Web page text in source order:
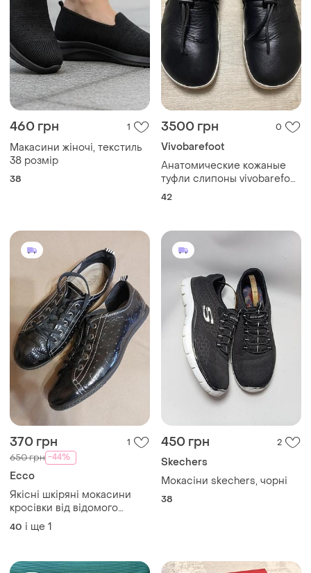
460 грн 1
Макасини жіночі, текстиль
38 розмір
38
3500 грн 0
Vivobarefoot
Анатомические кожаные
туфли слипоны vivobarefoot
ra slip on 42 размер (27 см)
42
370 грн 1
650 грн -44%
Ecco
Якісні шкіряні мокасини
кросівки від відомого
бренду
40 і ще 1
450 грн 2
Skechers
Мокасіни skechers, чорні
38